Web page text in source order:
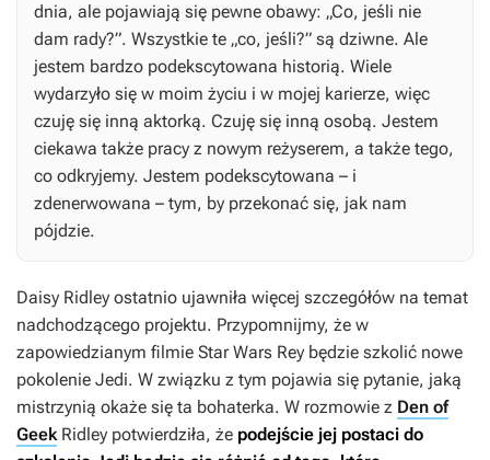
dnia, ale pojawiają się pewne obawy: „Co, jeśli nie
dam rady?”. Wszystkie te „co, jeśli?” są dziwne. Ale
jestem bardzo podekscytowana historią. Wiele
wydarzyło się w moim życiu i w mojej karierze, więc
czuję się inną aktorką. Czuję się inną osobą. Jestem
ciekawa także pracy z nowym reżyserem, a także tego,
co odkryjemy. Jestem podekscytowana – i
zdenerwowana – tym, by przekonać się, jak nam
pójdzie.
Daisy Ridley ostatnio ujawniła więcej szczegółów na temat
nadchodzącego projektu. Przypomnijmy, że w
zapowiedzianym filmie Star Wars Rey będzie szkolić nowe
pokolenie Jedi. W związku z tym pojawia się pytanie, jaką
mistrzynią okaże się ta bohaterka. W rozmowie z Den of
GeekRidley potwierdziła, że podejście jej postaci do